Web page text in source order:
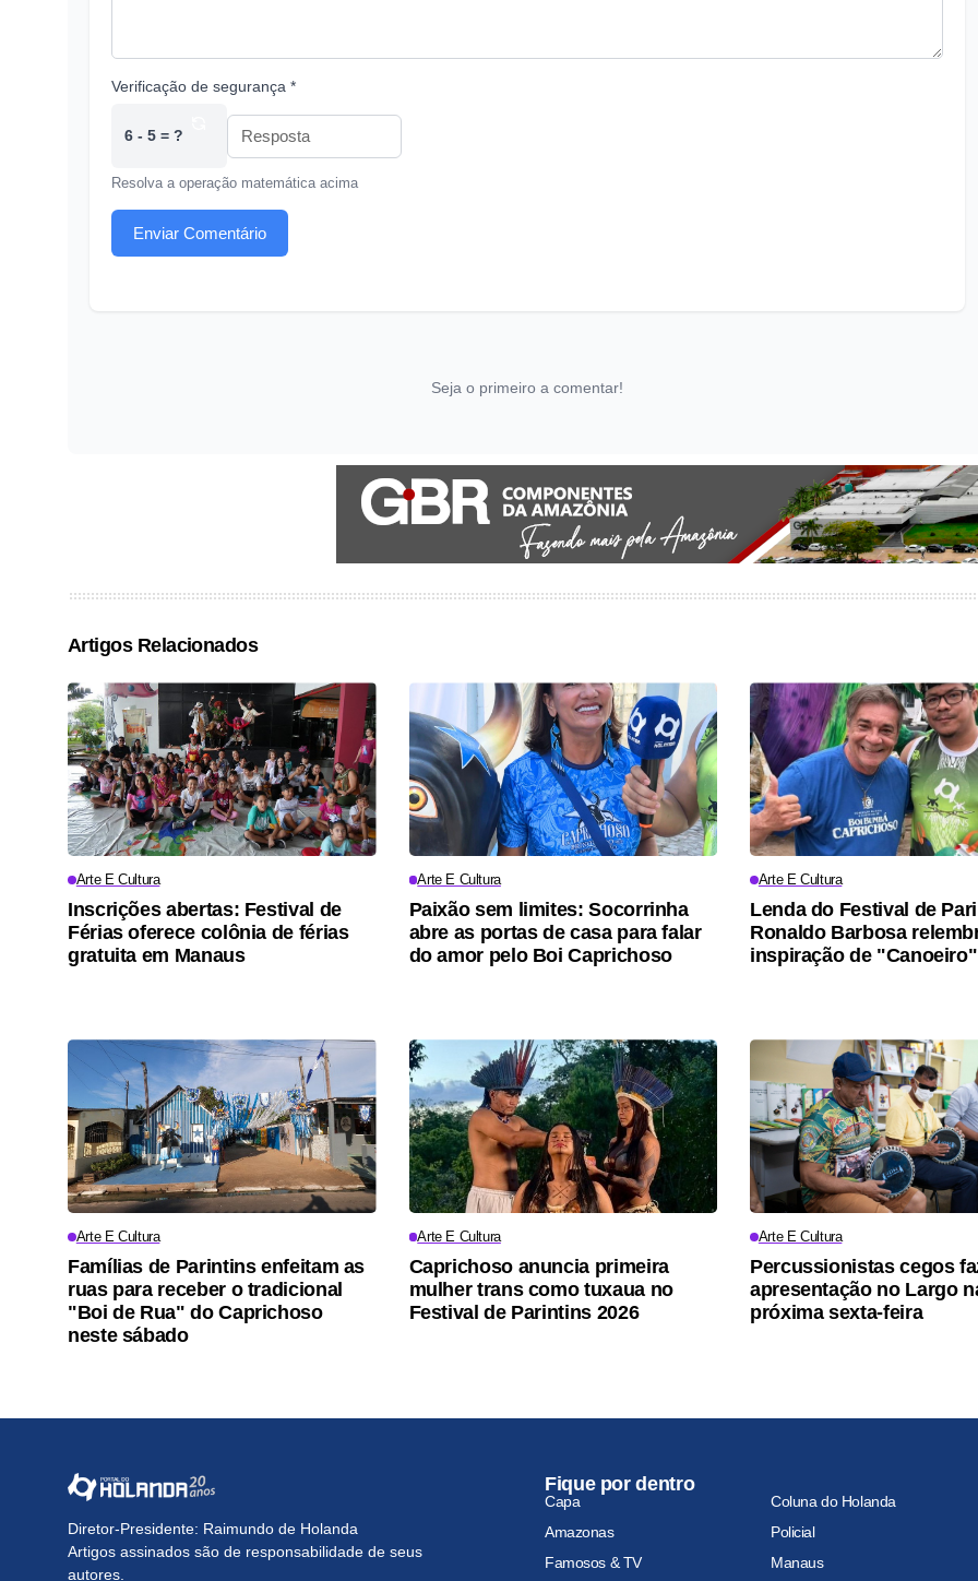
Verificação de segurança *
6 - 5 = ?
Resolva a operação matemática acima
Enviar Comentário
Seja o primeiro a comentar!
Artigos Relacionados
Arte E Cultura
Inscrições abertas: Festival de
Férias oferece colônia de férias
gratuita em Manaus
Arte E Cultura
Paixão sem limites: Socorrinha
abre as portas de casa para falar
do amor pelo Boi Caprichoso
Arte E Cultura
Lenda do Festival de
Ronaldo Barbosa
inspiração de "Canoeiro"
Arte E Cultura
Famílias de Parintins enfeitam as
ruas para receber o tradicional
"Boi de Rua" do Caprichoso
neste sábado
Arte E Cultura
Caprichoso anuncia primeira
mulher trans como tuxaua no
Festival de Parintins 2026
Arte E Cultura
Percussionistas cegos
apresentação no Largo
próxima sexta-feira
Diretor-Presidente: Raimundo de Holanda
Artigos assinados são de responsabilidade de seus
autores.
Fique por dentro
Capa
Coluna do Holanda
Amazonas
Policial
Famosos & TV
Manaus